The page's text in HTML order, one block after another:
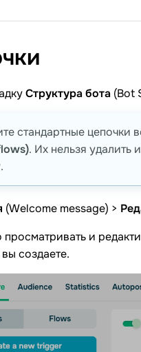
Структура бота (Bot
стандартные цепочки
. Их нельзя удалить
(Welcome message) >
и
создаете.